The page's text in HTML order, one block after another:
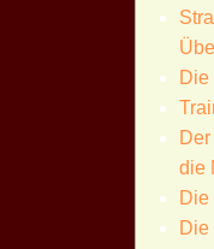
Die
die
Die
Die